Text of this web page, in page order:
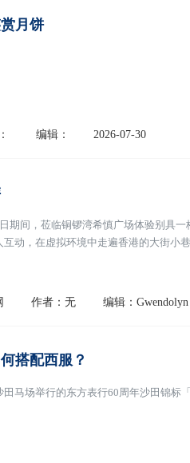
月饼
编辑： 2026-07-30
期间，莅临铜锣湾希慎广场体验别具
动，在虚拟环境中走遍香港的大街小
作者：无 编辑：Gwendolyn
搭配西服？
田马场举行的东方表行60周年沙田锦标